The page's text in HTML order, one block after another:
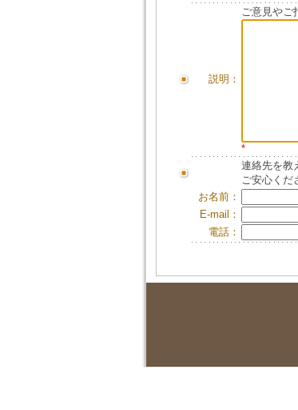
説明：
ご意見やご
*
連絡先を教
ご安心くだ
お名前：
E-mail：
電話：